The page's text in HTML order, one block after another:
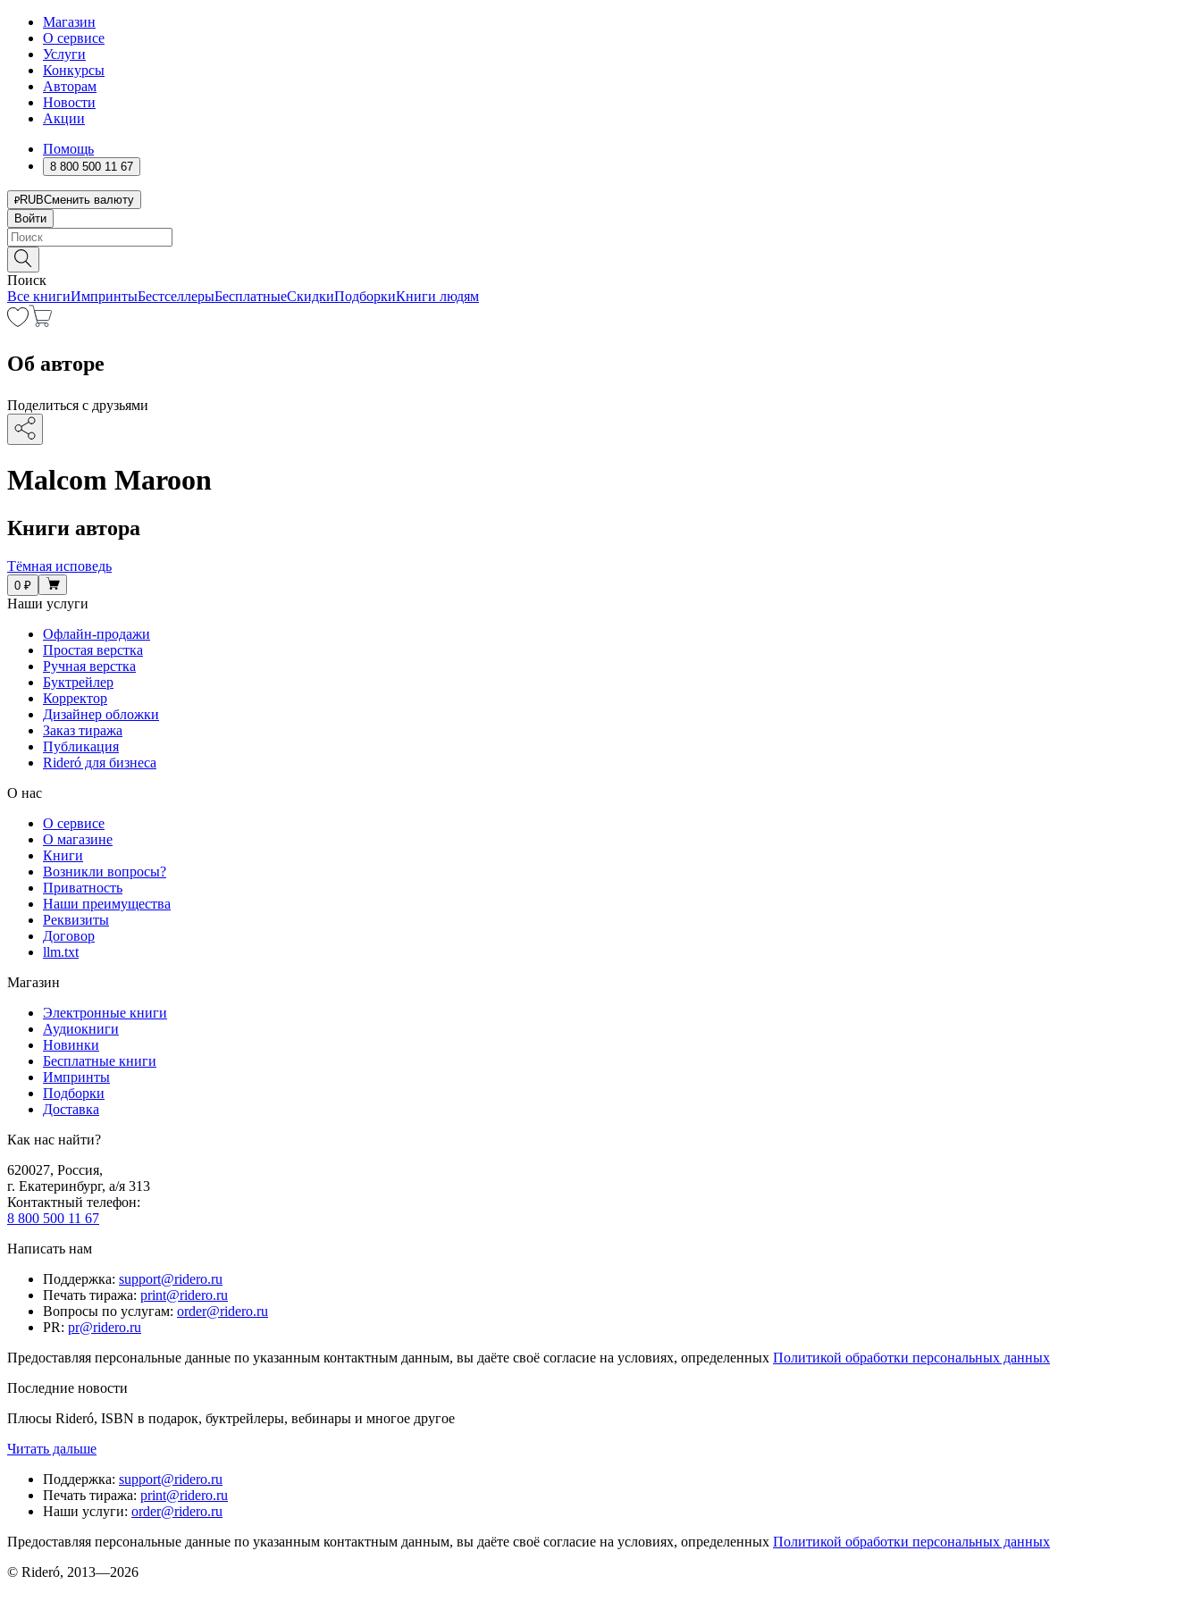
Магазин
О сервисе
Услуги
Конкурсы
Авторам
Новости
Акции
Помощь
8 800 500 11 67
RUBСменить валюту
Войти
Поиск
Все книгиИмпринтыБестселлерыБесплатныеСкидкиПодборкиКниги людям
Об авторе
Поделиться с друзьями
Malcom Maroon
Книги автора
Тёмная исповедь
0 ₽
Наши услуги
Офлайн-продажи
Простая верстка
Ручная верстка
Буктрейлер
Корректор
Дизайнер обложки
Заказ тиража
Публикация
Rideró для бизнеса
О нас
О сервисе
О магазине
Книги
Возникли вопросы?
Приватность
Наши преимущества
Реквизиты
Договор
llm.txt
Магазин
Электронные книги
Аудиокниги
Новинки
Бесплатные книги
Импринты
Подборки
Доставка
Как нас найти?
620027, Россия,
г. Екатеринбург, а/я 313
Контактный телефон:
8 800 500 11 67
Написать нам
Поддержка: support@ridero.ru
Печать тиража: print@ridero.ru
Вопросы по услугам: order@ridero.ru
PR: pr@ridero.ru
Предоставляя персональные данные по указанным контактным данным, вы даёте своё согласие на условиях, определенных Политикой обработки персональных данных
Последние новости
Плюсы Rideró, ISBN в подарок, буктрейлеры, вебинары и многое другое
Читать дальше
Поддержка: support@ridero.ru
Печать тиража: print@ridero.ru
Наши услуги: order@ridero.ru
Предоставляя персональные данные по указанным контактным данным, вы даёте своё согласие на условиях, определенных Политикой обработки персональных данных
© Rideró, 2013—2026